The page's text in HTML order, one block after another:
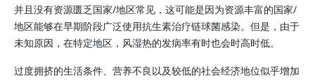
并且没有资源匮乏国家/地区常见，这可能是因为资源丰富的国家/
地区能够在早期阶段广泛使用抗生素治疗链球菌感染。但是，由于
未知原因，在特定地区，风湿热的发病率有时也会时高时低。
过度拥挤的生活条件、营养不良以及较低的社会经济地位似乎增加